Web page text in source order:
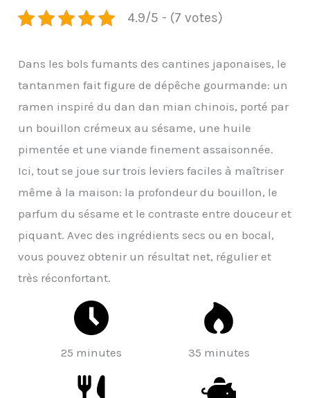
4.9/5 - (7 votes)
Dans les bols fumants des cantines japonaises, le
tantanmen fait figure de dépêche gourmande: un
ramen inspiré du dan dan mian chinois, porté par
un bouillon crémeux au sésame, une huile
pimentée et une viande finement assaisonnée.
Ici, tout se joue sur trois leviers faciles à maîtriser
même à la maison: la profondeur du bouillon, le
parfum du sésame et le contraste entre douceur et
piquant. Avec des ingrédients secs ou en bocal,
vous pouvez obtenir un résultat net, régulier et
très réconfortant.
25 minutes 35 minutes